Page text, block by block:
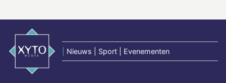
Nieuws | Sport | Evenementen